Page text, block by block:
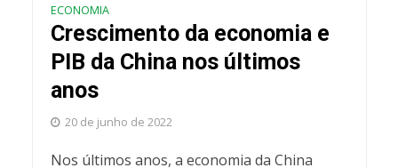
ECONOMIA
Crescimento da economia e
PIB da China nos últimos
anos
20 de junho de 2022
Nos últimos anos, a economia da China